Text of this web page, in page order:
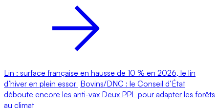
Lin : surface française en hausse de 10 % en 2026, le lin
d’hiver en plein essor Bovins/DNC : le Conseil d’État
déboute encore les anti-vax Deux PPL pour adapter les forêts
au climat